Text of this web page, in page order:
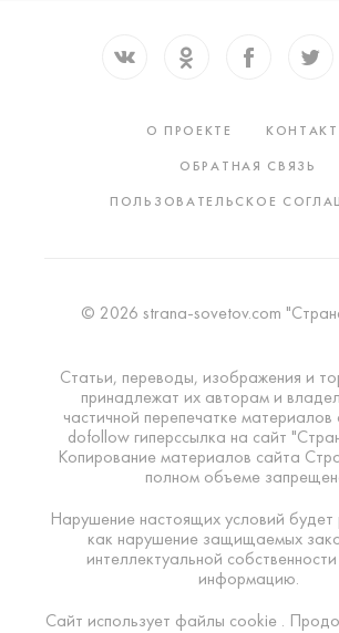
О ПРОЕКТЕ
ОБРАТНАЯ СВЯЗЬ
ПОЛЬЗОВАТЕЛЬСКОЕ
© 2026 strana-sovetov.com
Статьи, переводы, изображения и
принадлежат их авторам и
частичной перепечатке материалов
dofollow гиперссылка на сайт
Копирование материалов сайта
полном объеме
Нарушение настоящих условий будет
как нарушение защищаемых
интеллектуальной
информацию.
Сайт использует файлы cookie .